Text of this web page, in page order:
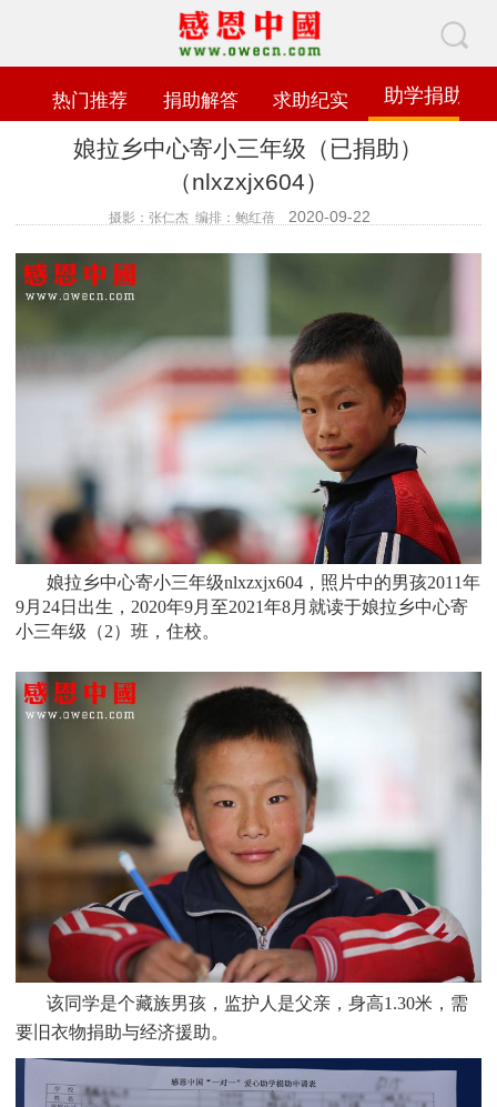
热门推荐 捐助解答 求助纪实 助学捐助
娘拉乡中心寄小三年级（已捐助）
（nlxzxjx604）
摄影：张仁杰 编排：鲍红蓓 2020-09-22
娘拉乡中心寄小三年级nlxzxjx604，照片中的男孩2011年
9月24日 出生， 2020年9月至2021年8月就读于娘拉乡中心寄
小三年级（2）班 ，住校。
该同学是个藏族男孩，监护人是父亲，身高1.30米，需
要旧衣物捐助与经济援助。